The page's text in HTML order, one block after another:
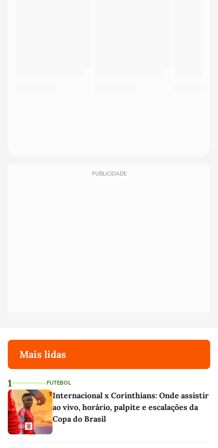
PUBLICIDADE
Mais lidas
1 FUTEBOL
Internacional x Corinthians: Onde assistir
ao vivo, horário, palpite e escalações da
Copa do Brasil